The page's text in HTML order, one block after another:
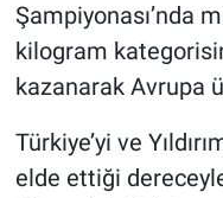
Şampiyonası’nda
kilogram
kazanarak Avrupa
Türkiye’yi ve
elde ettiği